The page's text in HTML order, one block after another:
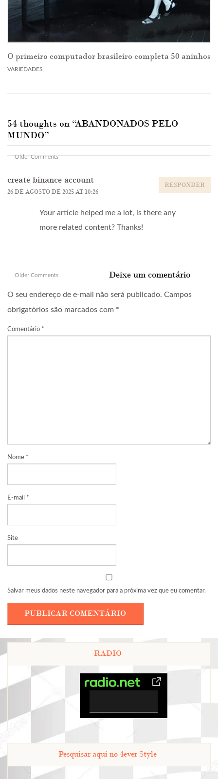
O primeiro computador brasileiro completa 50 aninhos
VARIEDADES
54 thoughts on “ABANDONADOS PELO
MUNDO”
Comment
Older Comments
create binance account
26 DE AGOSTO DE 2025 AT 10:26
RESPONDER
Your article helped me a lot, is there any
more related content? Thanks!
Comment
Older Comments Deixe um comentário
O seu endereço de e-mail não será publicado. Campos
obrigatórios são marcados com *
Comentário *
Nome *
E-mail *
Site
Salvar meus dados neste navegador para a próxima vez que eu comentar.
RADIO
0%
Pesquisar aqui no 4ever Style